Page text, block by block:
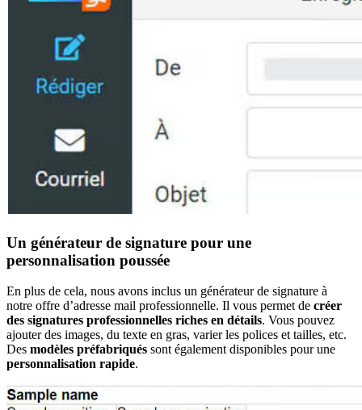
Un générateur de signature pour une
personnalisation poussée
En plus de cela, nous avons inclus un générateur de signature à
notre offre d’adresse mail professionnelle. Il vous permet de créer
des signatures professionnelles riches en détails. Vous pouvez
ajouter des images, du texte en gras, varier les polices et tailles, etc.
Des modèles préfabriqués sont également disponibles pour une
personnalisation rapide.